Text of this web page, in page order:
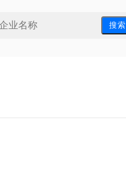
搜 索